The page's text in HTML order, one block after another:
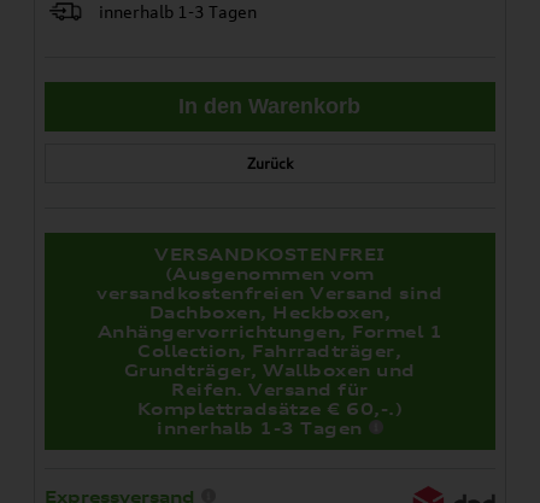
innerhalb 1-3 Tagen
Zurück
VERSANDKOSTENFREI
(Ausgenommen vom
versandkostenfreien Versand sind
Dachboxen, Heckboxen,
Anhängervorrichtungen, Formel 1
Collection, Fahrradträger,
Grundträger, Wallboxen und
Reifen. Versand für
Komplettradsätze € 60,-.)
innerhalb 1-3 Tagen
Expressversand